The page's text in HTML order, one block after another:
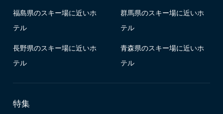
福島県のスキー場に近いホ
テル
群馬県のスキー場に近いホ
テル
長野県のスキー場に近いホ
テル
青森県のスキー場に近いホ
テル
特集